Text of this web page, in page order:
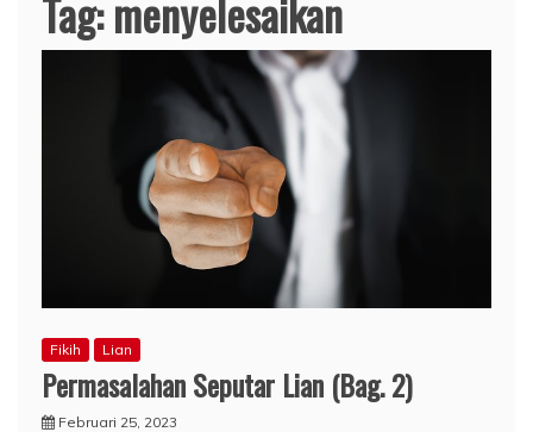
Tag:menyelesaikan
Fikih Lian
Permasalahan Seputar Lian (Bag. 2)
Februari 25, 2023